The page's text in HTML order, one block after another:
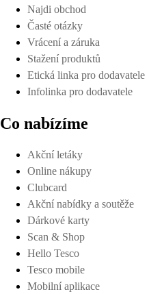
Najdi obchod
Časté otázky
Vrácení a záruka
Stažení produktů
Etická linka pro dodavatele
Infolinka pro dodavatele
Co nabízíme
Akční letáky
Online nákupy
Clubcard
Akční nabídky a soutěže
Dárkové karty
Scan & Shop
Hello Tesco
Tesco mobile
Mobilní aplikace